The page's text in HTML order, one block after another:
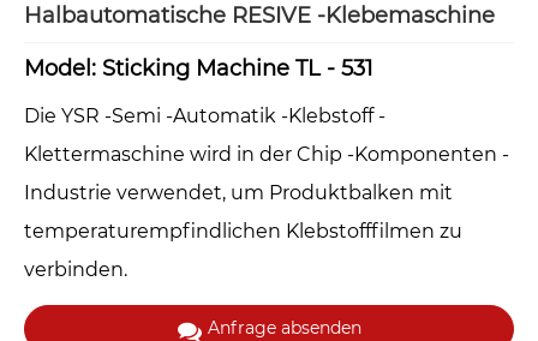
Halbautomatische RESIVE -Klebemaschine
Model: Sticking Machine TL - 531
Die YSR -Semi -Automatik -Klebstoff -
Klettermaschine wird in der Chip -Komponenten -
Industrie verwendet, um Produktbalken mit
temperaturempfindlichen Klebstofffilmen zu
verbinden.
Anfrage absenden